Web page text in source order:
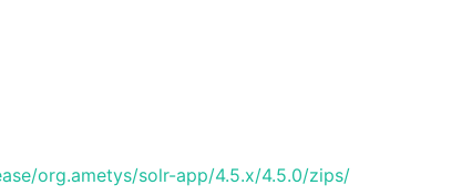
org.ametys/solr-app/4.5.x/4.5.0/zips/